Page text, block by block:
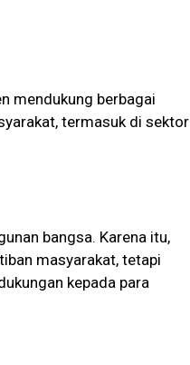
mendukung berbagai
termasuk di sektor
bangsa. Karena itu,
masyarakat, tetapi
kepada para